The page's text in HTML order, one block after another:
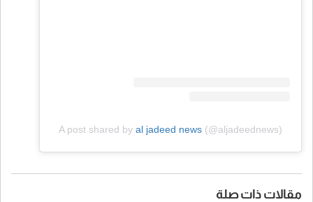
A post shared by al jadeed news(@aljadeednews)
مقالات ذات صلة